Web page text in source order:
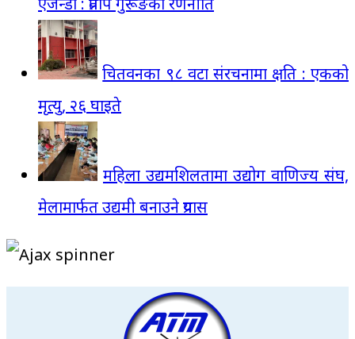
चितवनका ९८ वटा संरचनामा क्षति : एकको
मृत्यु, २६ घाइते
महिला उद्यमशिलतामा उद्योग वाणिज्य संघ,
मेलामार्फत उद्यमी बनाउने प्रयास